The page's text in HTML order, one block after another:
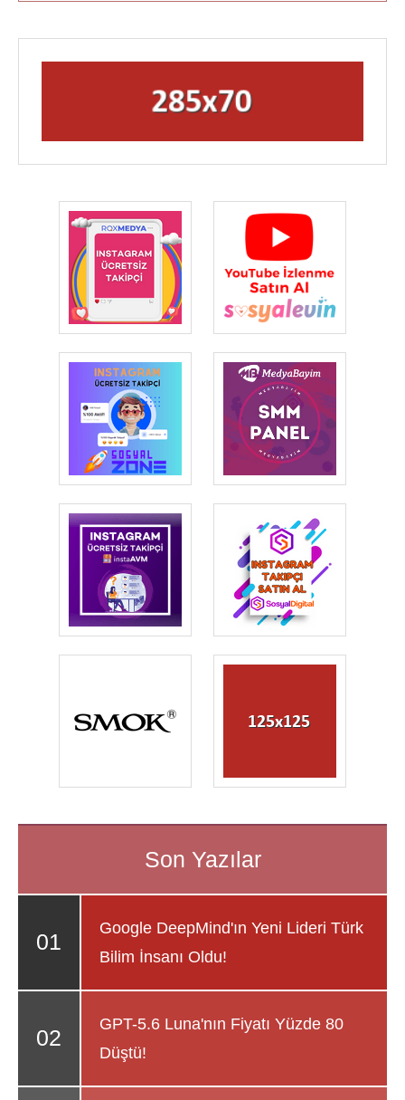
Google DeepMind'ın Yeni Lideri Türk
Bilim İnsanı Oldu!
GPT-5.6 Luna'nın Fiyatı Yüzde 80
Düştü!